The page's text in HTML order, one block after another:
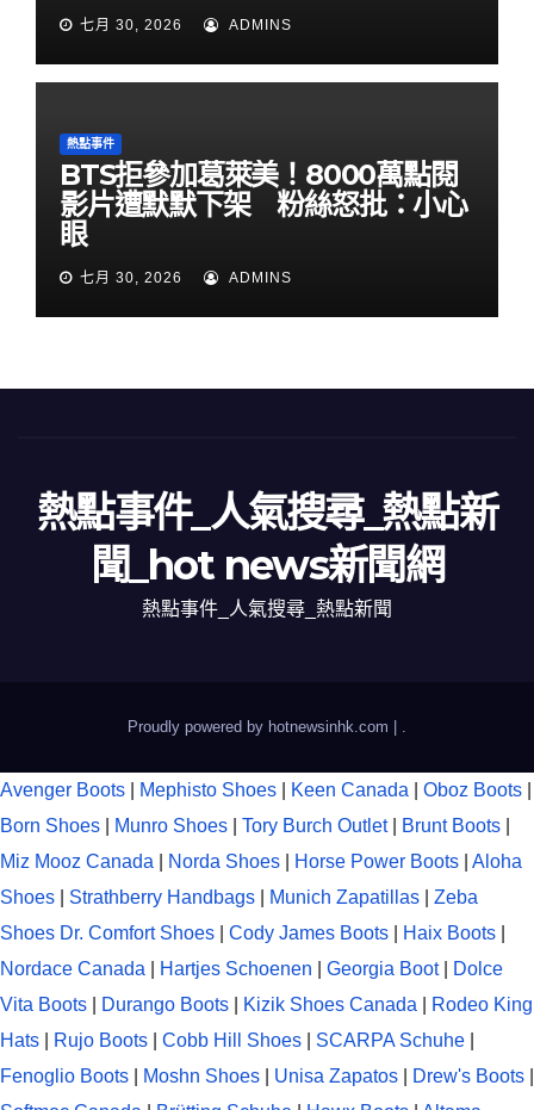
七月 30, 2026 ADMINS
熱點事件
BTS拒參加葛萊美！8000萬點閱
影片遭默默下架 粉絲怒批：小心
眼
七月 30, 2026 ADMINS
熱點事件_人氣搜尋_熱點新
聞_hot news新聞網
熱點事件_人氣搜尋_熱點新聞
Proudly powered by hotnewsinhk.com |
Avenger Boots Mephisto Shoes Keen Canada Oboz Boots
Born Shoes
Munro Shoes Tory Burch Outlet Brunt Boots
Miz Mooz Canada
Norda Shoes Horse Power Boots
Aloha
Shoes
Strathberry Handbags Munich Zapatillas
Zeba
Shoes Dr. Comfort Shoes Cody James Boots Haix Boots
Nordace Canada
Hartjes Schoenen Georgia Boot|
Dolce
Vita Boots
Durango Boots Kizik Shoes Canada
Rodeo King
Hats
Rujo Boots Cobb Hill Shoes SCARPA Schuhe
Fenoglio Boots
Moshn Shoes Unisa Zapatos Drew's Boots